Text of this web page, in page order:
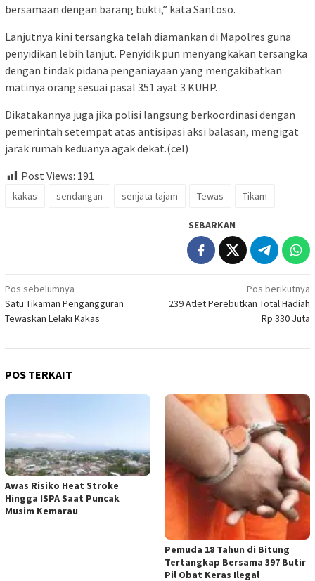
bersamaan dengan barang bukti,” kata Santoso.
Lanjutnya kini tersangka telah diamankan di Mapolres guna
penyidikan lebih lanjut. Penyidik pun menyangkakan tersangka
dengan tindak pidana penganiayaan yang mengakibatkan
matinya orang sesuai pasal 351 ayat 3 KUHP.
Dikatakannya juga jika polisi langsung berkoordinasi dengan
pemerintah setempat atas antisipasi aksi balasan, mengigat
jarak rumah keduanya agak dekat.(cel)
Post Views: 191
kakas sendangan senjata tajam Tewas Tikam
SEBARKAN
Navigasi
pos
Pos sebelumnya
Satu Tikaman Pengangguran
Tewaskan Lelaki Kakas
Pos berikutnya
239 Atlet Perebutkan Total Hadiah
Rp 330 Juta
POS TERKAIT
Awas Risiko Heat Stroke
Hingga ISPA Saat Puncak
Musim Kemarau
Pemuda 18 Tahun di Bitung
Tertangkap Bersama 397 Butir
Pil Obat Keras Ilegal